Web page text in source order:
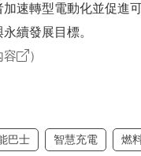
加速轉型電動化並促進
續發展目標。
容
）
巴士 智慧充電 燃